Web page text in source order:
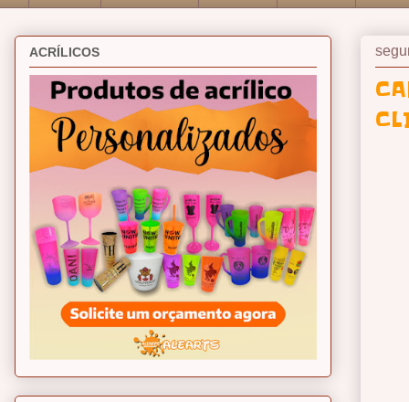
ACRÍLICOS